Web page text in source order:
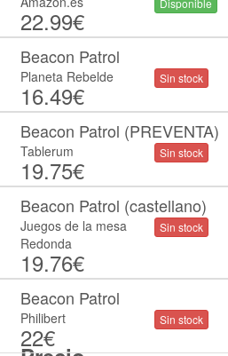
22.99€
Disponible
Beacon Patrol
Planeta Rebelde
16.49€
Sin stock
Beacon Patrol (PREVENTA)
Tablerum
19.75€
Sin stock
Beacon Patrol (castellano)
Juegos de la mesa
Redonda
19.76€
Sin stock
Beacon Patrol
Philibert
22€
Sin stock